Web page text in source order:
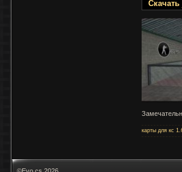
карты для кс